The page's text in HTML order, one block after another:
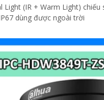
Light (IR + Warm Light)
dùng được ngoài trời